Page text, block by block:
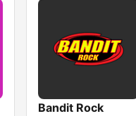
Bandit Rock